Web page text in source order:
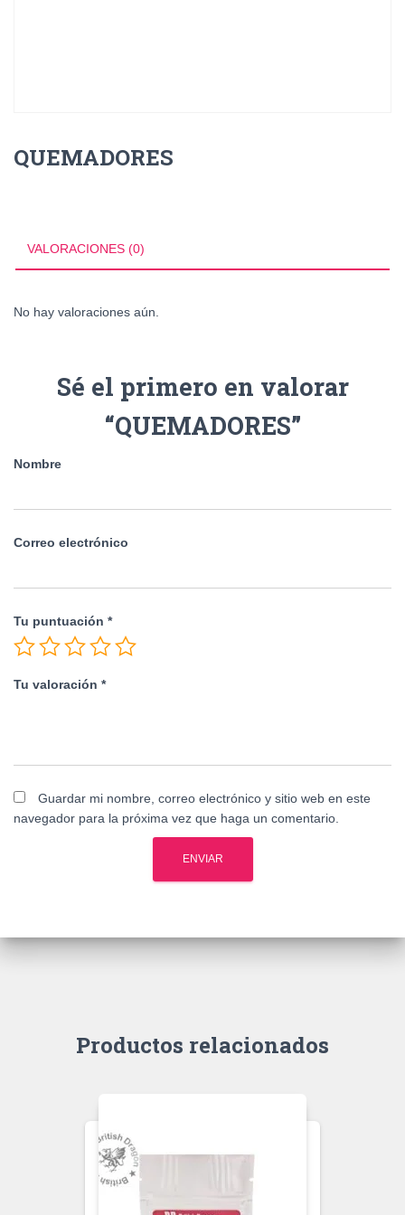
QUEMADORES
VALORACIONES (0)
No hay valoraciones aún.
Sé el primero en valorar
“QUEMADORES”
Nombre
Correo electrónico
Tu puntuación *
Tu valoración *
Guardar mi nombre, correo electrónico y sitio web en este
navegador para la próxima vez que haga un comentario.
Productos relacionados